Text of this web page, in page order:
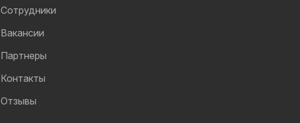
Сотрудники
Вакансии
Партнеры
Контакты
Отзывы